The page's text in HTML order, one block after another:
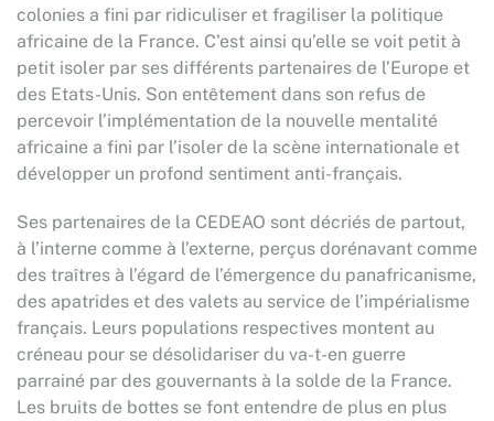
colonies a fini par ridiculiser et fragiliser la politique
africaine de la France. C’est ainsi qu’elle se voit petit à
petit isoler par ses différents partenaires de l’Europe et
des Etats-Unis. Son entêtement dans son refus de
percevoir l’implémentation de la nouvelle mentalité
africaine a fini par l’isoler de la scène internationale et
développer un profond sentiment anti-français.
Ses partenaires de la CEDEAO sont décriés de partout,
à l’interne comme à l’externe, perçus dorénavant comme
des traîtres à l’égard de l’émergence du panafricanisme,
des apatrides et des valets au service de l’impérialisme
français. Leurs populations respectives montent au
créneau pour se désolidariser du va-t-en guerre
parrainé par des gouvernants à la solde de la France.
Les bruits de bottes se font entendre de plus en plus